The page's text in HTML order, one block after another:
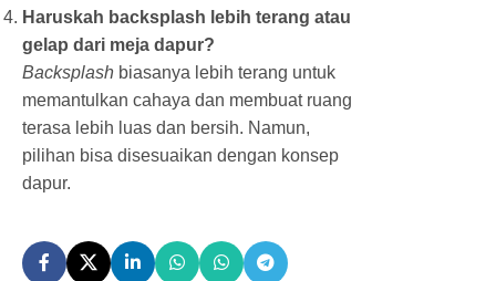
Haruskah backsplash lebih terang atau
gelap dari meja dapur?
Backsplash biasanya lebih terang untuk
memantulkan cahaya dan membuat ruang
terasa lebih luas dan bersih. Namun,
pilihan bisa disesuaikan dengan konsep
dapur.